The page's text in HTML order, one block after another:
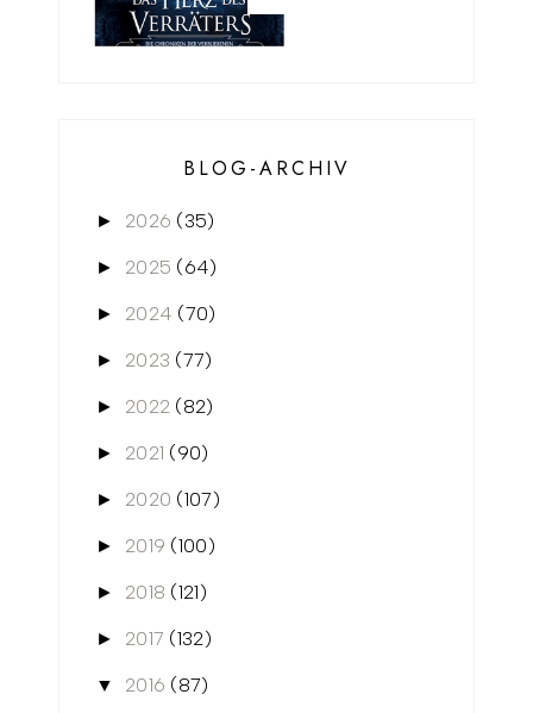
BLOG-ARCHIV
► 2026 (35)
► 2025 (64)
► 2024 (70)
► 2023 (77)
► 2022 (82)
► 2021 (90)
► 2020 (107)
► 2019 (100)
► 2018 (121)
► 2017 (132)
▼ 2016 (87)